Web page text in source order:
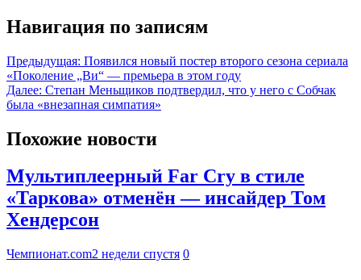
Навигация по записям
Предыдущая: Появился новый постер второго сезона сериала
«Поколение „Ви“ — премьера в этом году
Далее: Степан Меньщиков подтвердил, что у него с Собчак
была «внезапная симпатия»
Похожие новости
Мультиплеерный Far Cry в стиле
«Таркова» отменён — инсайдер Том
Хендерсон
Чемпионат.com2 недели спустя 0